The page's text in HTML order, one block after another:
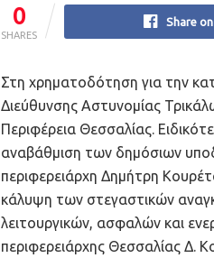
0
SHARES
Share
Στη χρηματοδότηση για την
Διεύθυνσης Αστυνομίας
Περιφέρεια Θεσσαλίας.
αναβάθμιση των δημόσιων
περιφερειάρχη Δημήτρη
κάλυψη των στεγαστικών
λειτουργικών, ασφαλών και
περιφερειάρχης Θεσσαλίας Δ.